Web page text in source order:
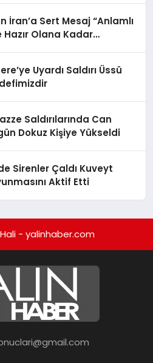
İran’a Sert Mesaj “Anlamlı
Hazır Olana Kadar
Uyardı Saldırı Üssü
Saldırılarında Can
Dokuz Kişiye Yükseldi
Sirenler Çaldı Kuveyt
Aktif Etti
Hali - yalinhaber.com